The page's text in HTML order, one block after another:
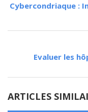
Cybercondriaque :
Evaluer les
ARTICLES